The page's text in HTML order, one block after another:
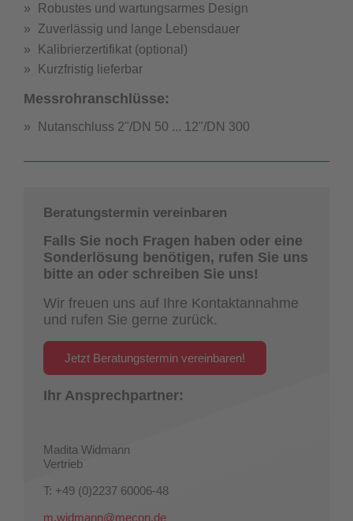
Robustes und wartungsarmes Design
Zuverlässig und lange Lebensdauer
Kalibrierzertifikat (optional)
Kurzfristig lieferbar
Messrohranschlüsse:
Nutanschluss 2"/DN 50 ... 12"/DN 300
Beratungstermin vereinbaren
Falls Sie noch Fragen haben oder eine
Sonderlösung benötigen, rufen Sie uns
bitte an oder schreiben Sie uns!
Wir freuen uns auf Ihre Kontaktannahme
und rufen Sie gerne zurück.
Jetzt Beratungstermin vereinbaren!
Ihr Ansprechpartner:
Madita Widmann
Vertrieb
T: +49 (0)2237 60006-48
m.widmann@mecon.de